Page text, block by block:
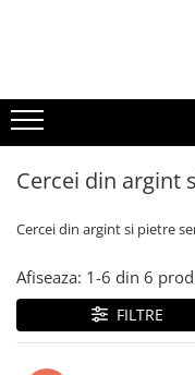
CERCEI ARGINT
BRATARI ARGINT
COLIERE ARGINT
LANTISOARE ARGINT
PANDANTIVE ARGINT
BROSE ARGINT
Cercei din argint
Cercei din argint si pietre
Afiseaza: 1-6 din 6
FILTRE